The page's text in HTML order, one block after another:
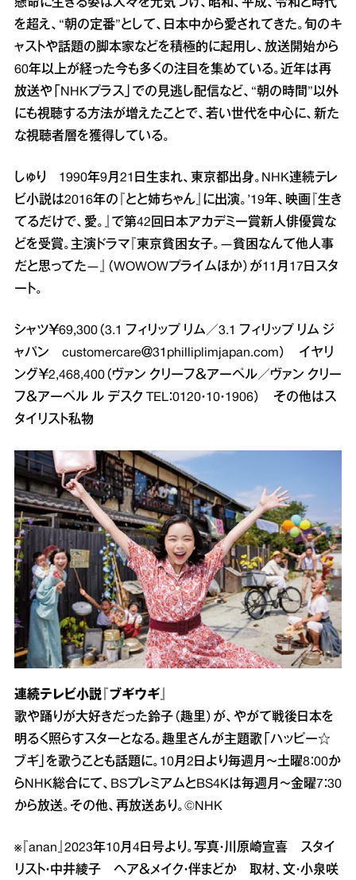
懸命に生きる姿は人々を元気づけ、昭和、平成、令和と時代
を超え、“朝の定番”として、日本中から愛されてきた。旬のキ
ャストや話題の脚本家などを積極的に起用し、放送開始から
60年以上が経った今も多くの注目を集めている。近年は再
放送や「NHKプラス」での見逃し配信など、“朝の時間”以外
にも視聴する方法が増えたことで、若い世代を中心に、新た
な視聴者層を獲得している。
しゅり 1990年9月21日生まれ、東京都出身。NHK連続テレ
ビ小説は2016年の『とと姉ちゃん』に出演。’19年、映画『生き
てるだけで、愛。』で第42回日本アカデミー賞新人俳優賞な
どを受賞。主演ドラマ『東京貧困女子。―貧困なんて他人事
だと思ってた―』（WOWOWプライムほか）が11月17日スタ
ート。
シャツ￥69,300（3.1 フィリップ リム／3.1 フィリップ リム ジ
ャパン customercare＠31philliplimjapan.com） イヤリ
ング￥2,468,400（ヴァン クリーフ＆アーペル／ヴァン クリー
フ＆アーペル ル デスク TEL：0120・10・1906） その他はス
タイリスト私物
連続テレビ小説『ブギウギ』
歌や踊りが大好きだった鈴子（趣里）が、やがて戦後日本を
明るく照らすスターとなる。趣里さんが主題歌「ハッピー☆
ブギ」を歌うことも話題に。10月2日より毎週月～土曜8：00か
らNHK総合にて、BSプレミアムとBS4Kは毎週月～金曜7：30
から放送。その他、再放送あり。©NHK
※『anan』2023年10月4日号より。写真・川原崎宣喜 スタイ
リスト・中井綾子 ヘア＆メイク・伴まどか 取材、文・小泉咲